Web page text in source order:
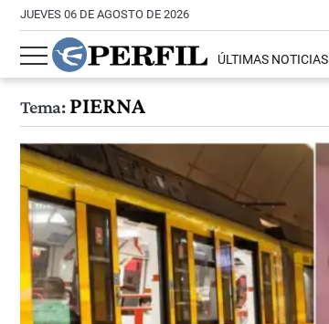
JUEVES 06 DE AGOSTO DE 2026
ÚLTIMAS NOTICIAS
Tema:PIERNA